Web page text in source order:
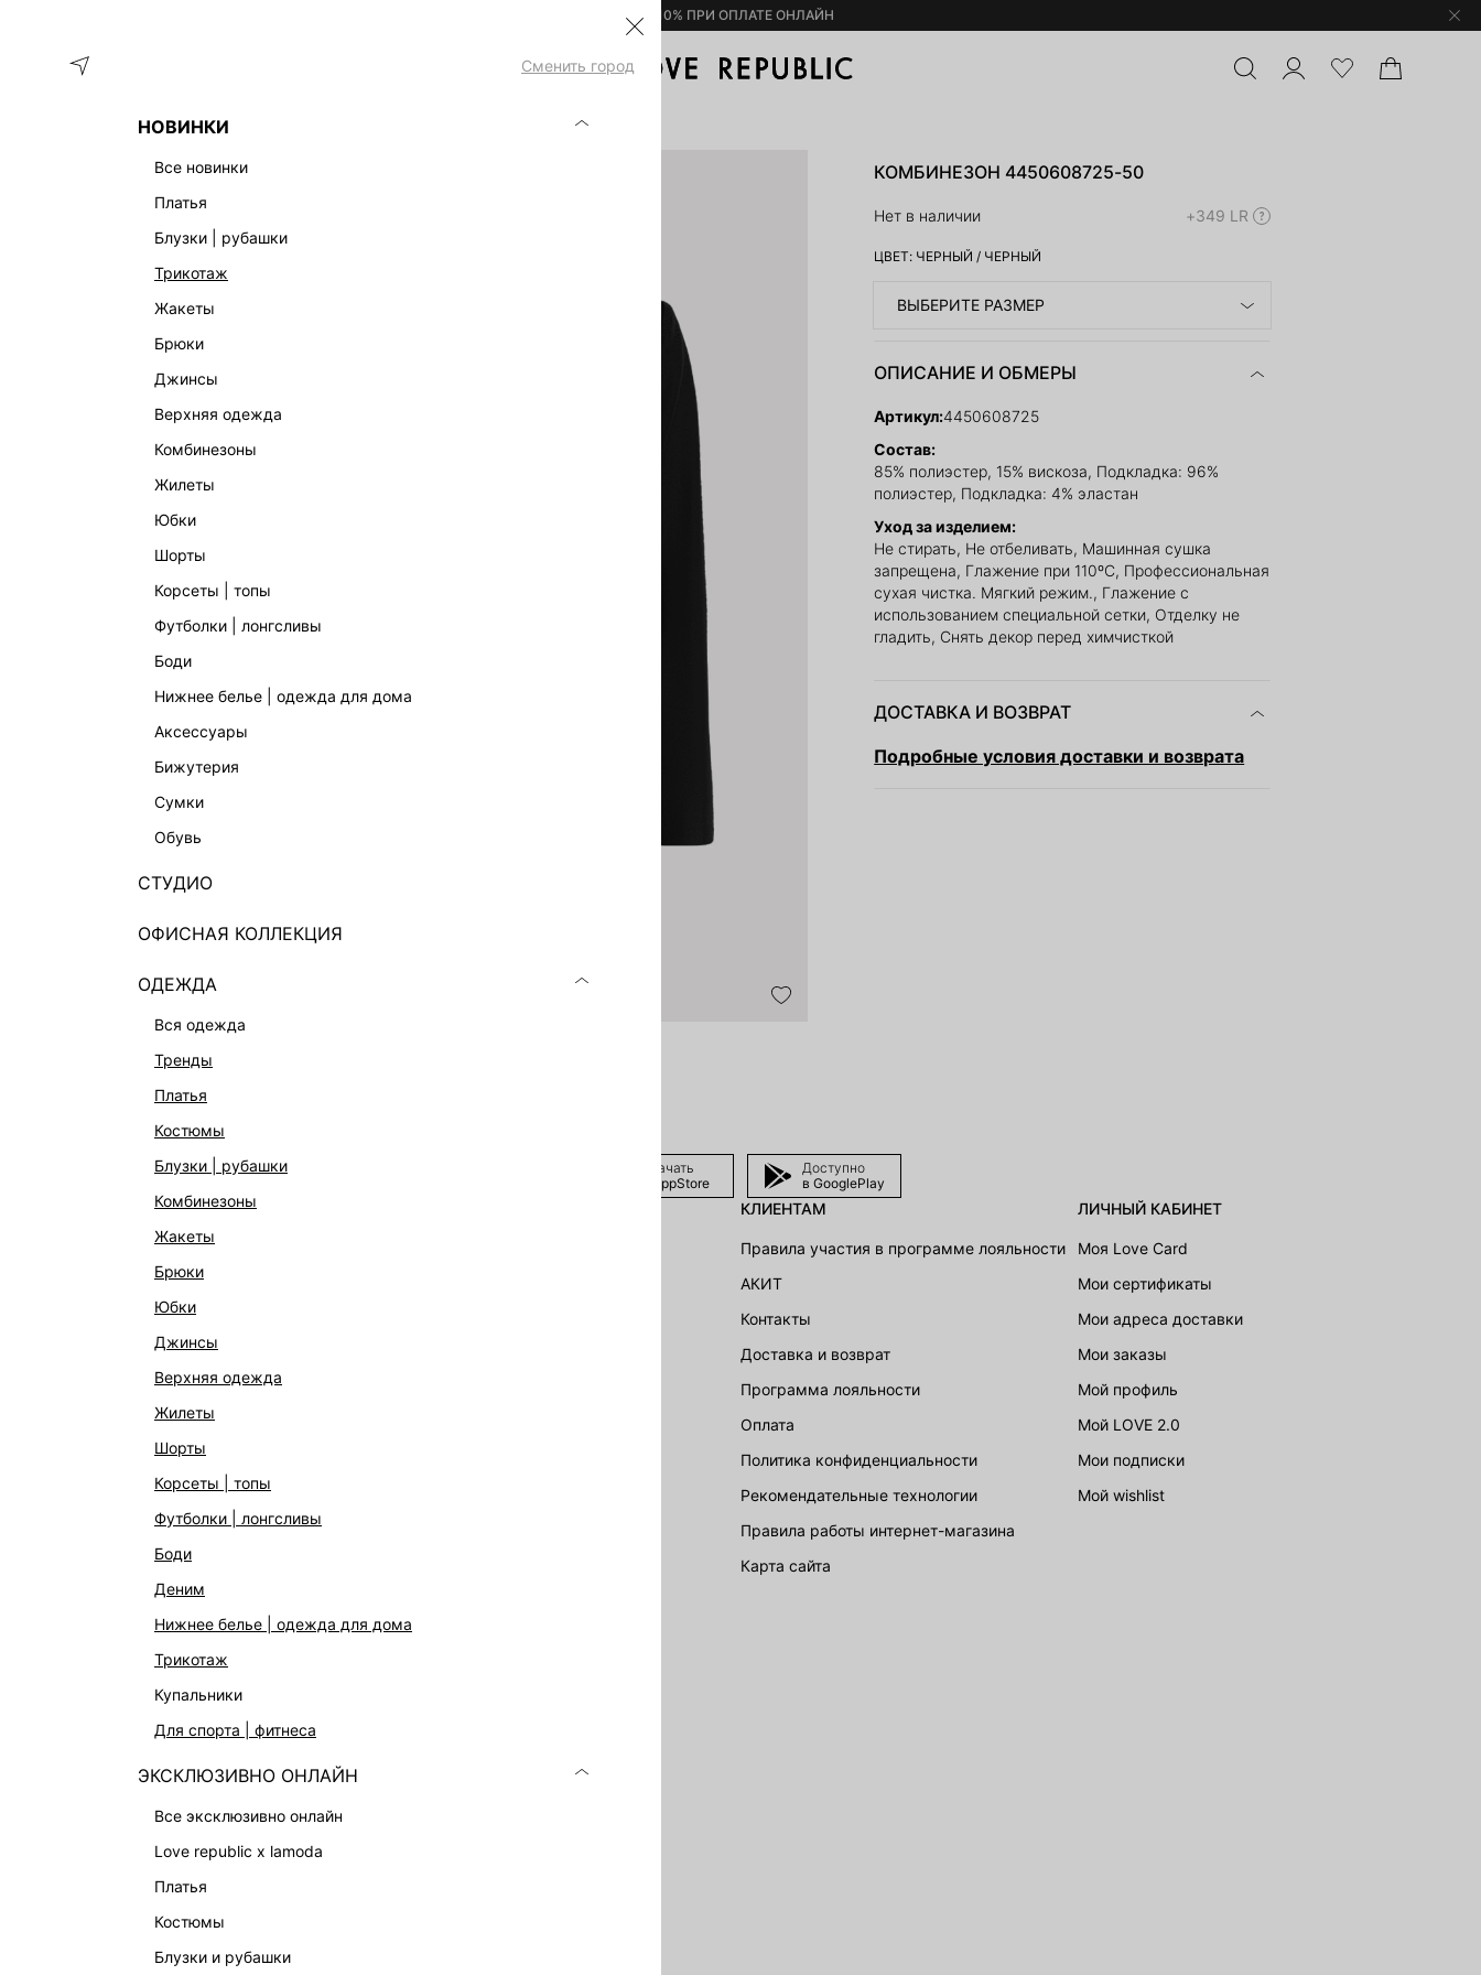
– 10% ПРИ ОПЛАТЕ ОНЛАЙН
Сменить город
НОВИНКИ
все новинки
платья
блузки | рубашки
трикотаж
жакеты
брюки
джинсы
верхняя одежда
комбинезоны
жилеты
юбки
шорты
корсеты | топы
футболки | лонгсливы
боди
нижнее белье | одежда для дома
аксессуары
бижутерия
сумки
обувь
СТУДИО
ОФИСНАЯ КОЛЛЕКЦИЯ
ОДЕЖДА
вся одежда
тренды
платья
костюмы
блузки | рубашки
комбинезоны
жакеты
брюки
юбки
джинсы
верхняя одежда
жилеты
шорты
корсеты | топы
футболки | лонгсливы
боди
деним
нижнее белье | одежда для дома
трикотаж
купальники
для спорта | фитнеса
ЭКСКЛЮЗИВНО ОНЛАЙН
все эксклюзивно онлайн
love republic x lamoda
платья
костюмы
блузки и рубашки
ОДЕЖДА КОМБИНЕЗОН 4450608725-50
КОМБИНЕЗОН 4450608725-50
Нет в наличии +349 LR
ЦВЕТ: ЧЕРНЫЙ / ЧЕРНЫЙ
ВЫБЕРИТЕ РАЗМЕР
ОПИСАНИЕ И ОБМЕРЫ
Артикул:4450608725
Состав:
85% полиэстер, 15% вискоза, Подкладка: 96%
полиэстер, Подкладка: 4% эластан
Уход за изделием:
Не стирать, Не отбеливать, Машинная сушка
запрещена, Глажение при 110ºС, Профессиональная
сухая чистка. Мягкий режим., Глажение с
использованием специальной сетки, Отделку не
гладить, Снять декор перед химчисткой
ДОСТАВКА И ВОЗВРАТ
Подробные условия доставки и возврата
Скачать
в AppStore
Доступно
в GooglePlay
ОФИСНАЯ КОЛЛЕКЦИЯ
ЭКСКЛЮЗИВНО ОНЛАЙН
АКСЕССУАРЫ | УКРАШЕНИЯ
ФИНАЛЬНАЯ РАСПРОДАЖА
ПОДАРОЧНЫЕ СЕРТИФИКАТЫ
БАЛЬЗАМЫ-ТИНТЫ
ЛИМИТИРОВАННЫЕ КОЛЛЕКЦИИ
КАПСУЛЬНЫЙ ГАРДЕРОБ
БОХО-ШИК
В ОТТЕНКАХ СЕРОГО
LOVE REPUBLIC MAISON
ДАЙДЖЕСТ
КЛИЕНТАМ
Правила участия в программе лояльности
АКИТ
Контакты
Доставка и возврат
Программа лояльности
Оплата
Политика конфиденциальности
Рекомендательные технологии
Правила работы интернет-магазина
карта сайта
ЛИЧНЫЙ КАБИНЕТ
Моя Love Card
Мои сертификаты
Мои адреса доставки
Мои заказы
Мой профиль
Мой LOVE 2.0
Мои подписки
Мой wishlist